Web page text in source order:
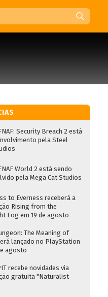
Security Breach 2 está
pela Steel
World 2 está sendo
pela Mega Cat Studios
to Everness receberá a
Rising from the
Fog em 19 de agosto
The Meaning of
lançado no PlayStation
agosto
recebe novidades via
gratuita "Naturalist